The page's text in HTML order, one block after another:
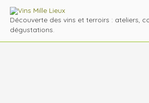
Découverte des vins et terroirs : ateliers,
dégustations.